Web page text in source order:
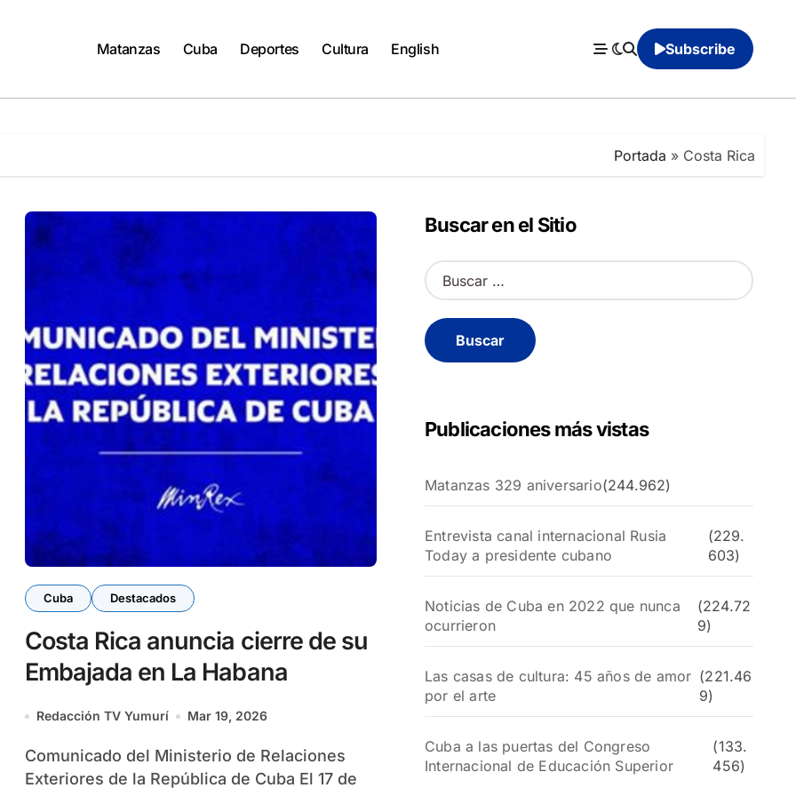
Matanzas Cuba Deportes Cultura English Subscribe
Portada » Costa Rica
Cuba Destacados
Costa Rica anuncia cierre de su
Embajada en La Habana
Redacción TV Yumurí Mar 19, 2026
Comunicado del Ministerio de Relaciones
Exteriores de la República de Cuba El 17 de
Buscar en el Sitio
B
u
c
a
Publicaciones más vistas
Matanzas 329 aniversario(244.962)
Entrevista canal internacional Rusia
Today a presidente cubano
(229.
603)
Noticias de Cuba en 2022 que nunca
ocurrieron
(224.72
9)
Las casas de cultura: 45 años de amor
por el arte
(221.46
9)
Cuba a las puertas del Congreso
Internacional de Educación Superior
(133.
456)